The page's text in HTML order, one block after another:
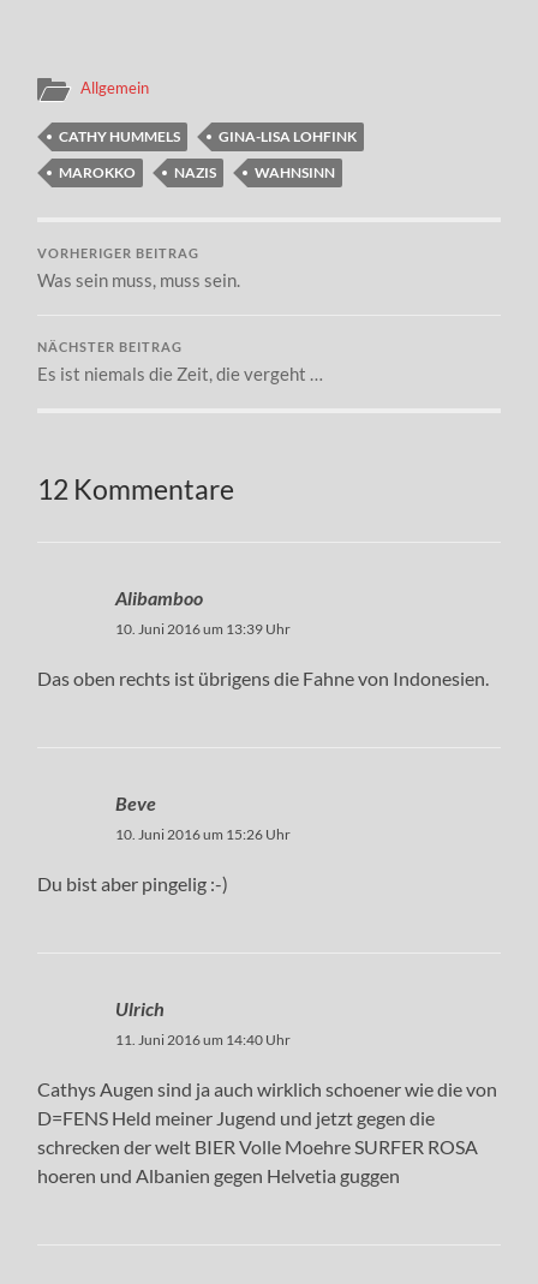
Allgemein
CATHY HUMMELS
GINA-LISA LOHFINK
MAROKKO
NAZIS WAHNSINN
VORHERIGER BEITRAG
Was sein muss, muss sein.
NÄCHSTER BEITRAG
Es ist niemals die Zeit, die vergeht …
12 Kommentare
Alibamboo
10. Juni 2016 um 13:39 Uhr
Das oben rechts ist übrigens die Fahne von Indonesien.
Beve
10. Juni 2016 um 15:26 Uhr
Du bist aber pingelig :-)
Ulrich
11. Juni 2016 um 14:40 Uhr
Cathys Augen sind ja auch wirklich schoener wie die von
D=FENS Held meiner Jugend und jetzt gegen die
schrecken der welt BIER Volle Moehre SURFER ROSA
hoeren und Albanien gegen Helvetia guggen